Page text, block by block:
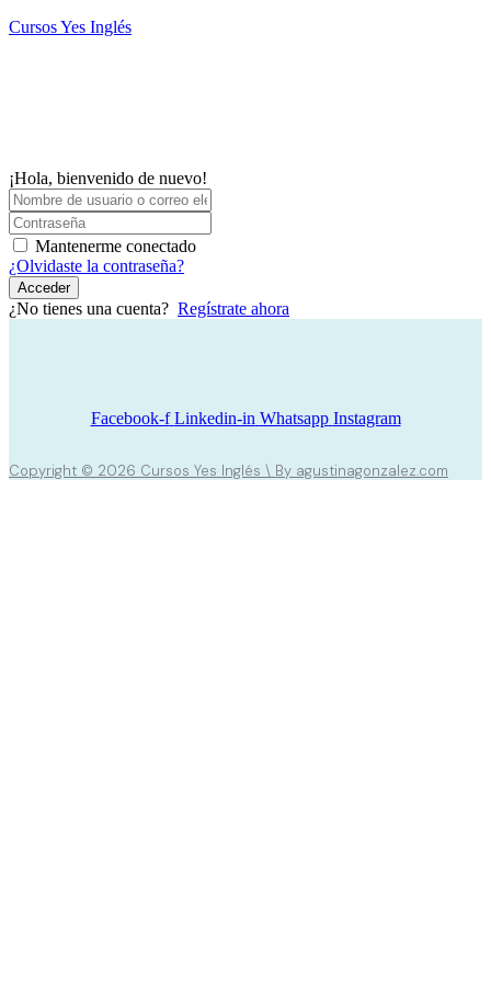
Saltar
Cursos Yes Inglés
¡Hola, bienvenido de nuevo!
Mantenerme conectado
¿Olvidaste la contraseña?
Acceder
¿No tienes una cuenta? Regístrate ahora
Facebook-f Linkedin-in Whatsapp Instagram
Copyright © 2026 Cursos Yes Inglés \ By agustinagonzalez.com